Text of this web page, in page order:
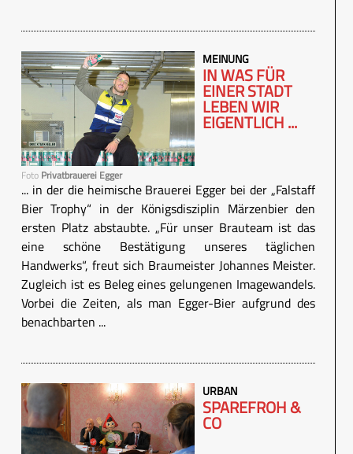
Foto Privatbrauerei Egger
MEINUNG
IN WAS FÜR
EINER STADT
LEBEN WIR
EIGENTLICH ...
... in der die heimische Brauerei Egger bei der „Falstaff
Bier Trophy“ in der Königsdisziplin Märzenbier den
ersten Platz abstaubte. „Für unser Brauteam ist das
eine schöne Bestätigung unseres täglichen
Handwerks“, freut sich Braumeister Johannes Meister.
Zugleich ist es Beleg eines gelungenen Imagewandels.
Vorbei die Zeiten, als man Egger-Bier aufgrund des
benachbarten ...
URBAN
SPAREFROH &
CO